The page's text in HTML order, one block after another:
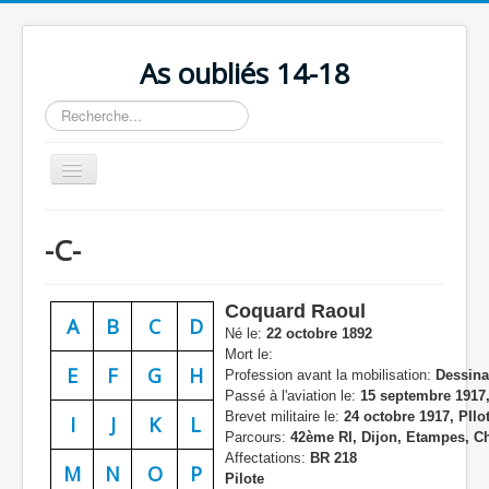
As oubliés 14-18
Rechercher
Basculer
la
Chronologie
Escadrilles
Organisation
Avions
Formation
Doctrines
-C-
A B C
D
E
F G
H
I
J K
L
M
N O
P
Coquard Raoul
Né le: 22 octobre 1892
Mort le:
Profession avant la mobilisation:
Passé à l'aviation le: 15 septembre
Brevet militaire le: 24 octobre 1917,
Parcours: 42ème RI, Dijon, Etampes,
Affectations: BR 218
Pilote